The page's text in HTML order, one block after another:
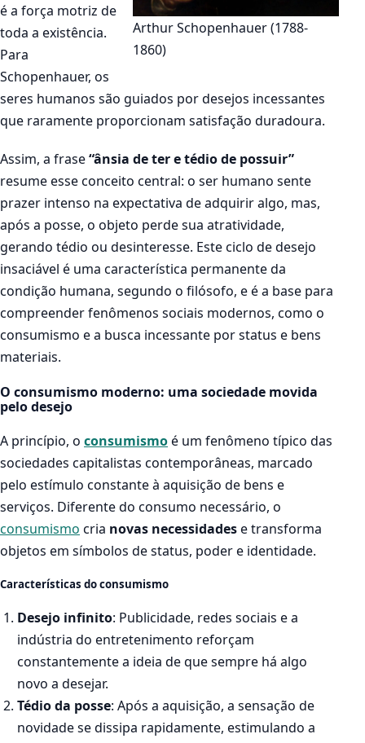
Arthur Schopenhauer (1788-
1860)
é a força motriz de
toda a existência.
Para
Schopenhauer, os
seres humanos são guiados por desejos incessantes
que raramente proporcionam satisfação duradoura.
Assim, a frase“ânsia de ter e tédio de possuir”
resume esse conceito central: o ser humano sente
prazer intenso na expectativa de adquirir algo, mas,
após a posse, o objeto perde sua atratividade,
gerando tédio ou desinteresse. Este ciclo de desejo
insaciável é uma característica permanente da
condição humana, segundo o filósofo, e é a base para
compreender fenômenos sociais modernos, como o
consumismo e a busca incessante por status e bens
materiais.
O consumismo moderno: uma sociedade movida
pelo desejo
A princípio, o consumismoé um fenômeno típico das
sociedades capitalistas contemporâneas, marcado
pelo estímulo constante à aquisição de bens e
serviços. Diferente do consumo necessário, o
consumismo cria novas necessidadese transforma
objetos em símbolos de status, poder e identidade.
Características do consumismo
Desejo infinito: Publicidade, redes sociais e a
indústria do entretenimento reforçam
constantemente a ideia de que sempre há algo
novo a desejar.
Tédio da posse: Após a aquisição, a sensação de
novidade se dissipa rapidamente, estimulando a